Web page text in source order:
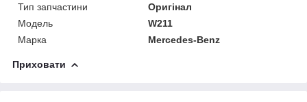
Тип запчастини
Оригінал
Модель
W211
Марка
Mercedes-Benz
Приховати